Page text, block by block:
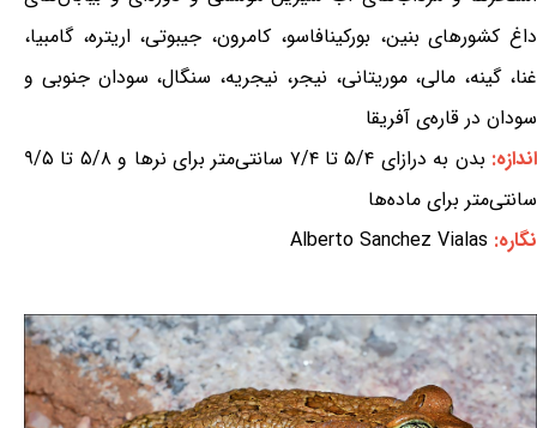
داغ کشورهای بنین، بورکینافاسو، کامرون، جیبوتی، اریتره، گامبیا،
غنا، گینه، مالی، موریتانی، نیجر، نیجریه، سنگال، سودان جنوبی و
سودان در قاره‌ی آفریقا
اندازه:
بدن به درازای ۵/۴ تا ۷/۴ سانتی‌متر برای نرها و ۵/۸ تا ۹/۵
سانتی‌متر برای ماده‌ها
نگاره: Alberto Sanchez Vialas